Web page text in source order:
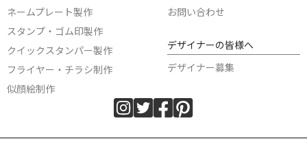
ネームプレート製作
スタンプ・ゴム印製作
クイックスタンパー製作
フライヤー・チラシ制作
似顔絵制作
お問い合わせ
デザイナーの皆様へ
デザイナー募集